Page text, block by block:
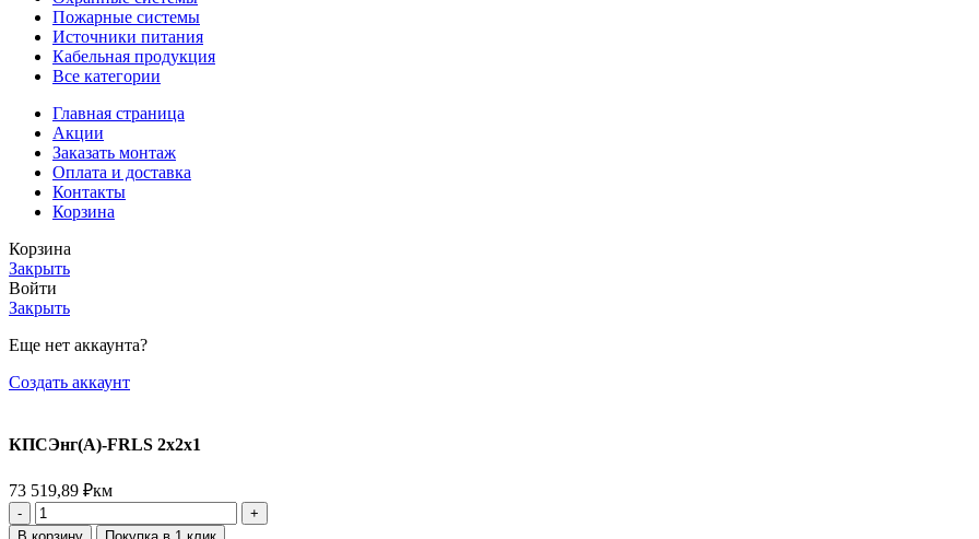
Пожарные системы
Источники питания
Кабельная продукция
Все категории
Главная страница
Акции
Заказать монтаж
Оплата и доставка
Контакты
Корзина
Корзина
Закрыть
Войти
Закрыть
Еще нет аккаунта?
Создать аккаунт
КПСЭнг(А)-FRLS 2х2х1
73 519,89 ₽км